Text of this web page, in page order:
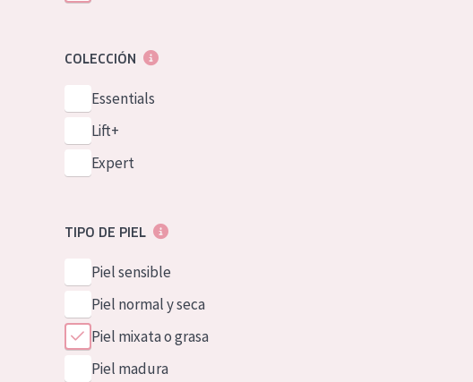
COLECCIÓN
Essentials
Lift+
Expert
TIPO DE PIEL
Piel sensible
Piel normal y seca
Piel mixata o grasa
Piel madura